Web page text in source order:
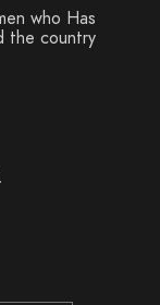
who Has
the country